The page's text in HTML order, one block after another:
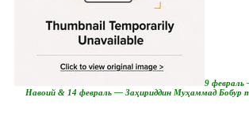
9
Навоий & 14 февраль — Заҳириддин Муҳаммад Бобур